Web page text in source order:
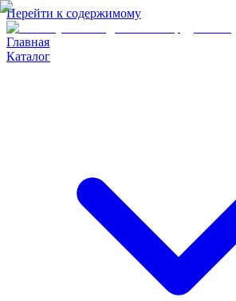
Перейти к содержимому
Главная
Каталог